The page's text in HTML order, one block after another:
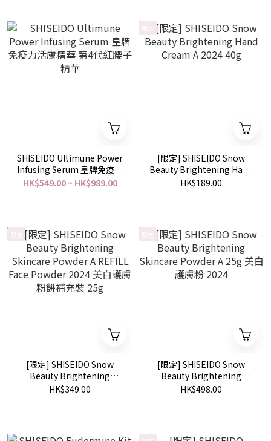
SHISEIDO Ultimune Power
Infusing Serum 皇牌免疫力
活膚精華 第4代紅腰子精華
HK$549.00 ~ HK$989.00
[限定] SHISEIDO Snow
Beauty Brightening Hand
Cream A 2024 40g
HK$189.00
[限定] SHISEIDO Snow
Beauty Brightening
Skincare Powder A REFILL
HK$349.00
[限定] SHISEIDO Snow
Beauty Brightening
Skincare Powder A 25g 美
HK$498.00